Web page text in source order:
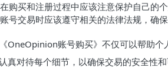
购买和注册过程中应该注意保护自己的个
号交易时应该遵守相关的法律法规，确保
OneOpinion账号购买》不仅可以帮助个
真对待每个细节，以确保交易的安全性和